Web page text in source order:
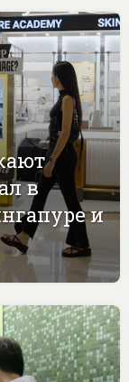
в
и